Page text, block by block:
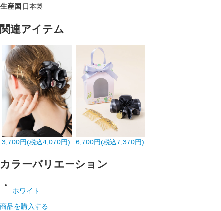
生産国 日本製
関連アイテム
3,700円(税込4,070円) 6,700円(税込7,370円)
カラーバリエーション
ホワイト
商品を購入する